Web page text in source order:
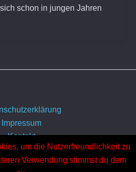
schon in jungen Jahren
Impressum
Kontakt
Über unsum die Nutzerfreundlichkeit zu
Verwendung stimmst du dem